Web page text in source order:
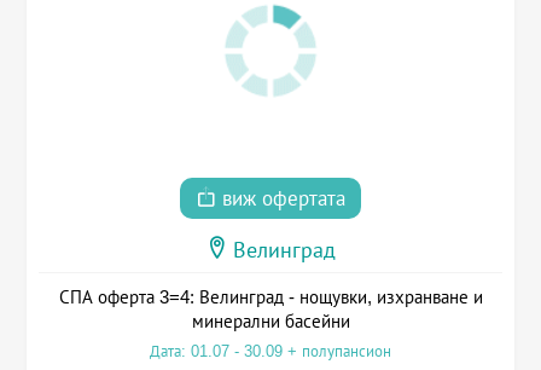
виж офертата
Велинград
СПА оферта 3=4: Велинград - нощувки, изхранване и
минерални басейни
Дата: 01.07 - 30.09 + полупансион